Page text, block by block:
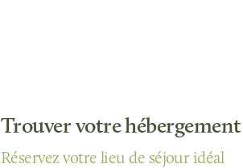
Trouver votre
Réservez votre lieu de séjour idéal